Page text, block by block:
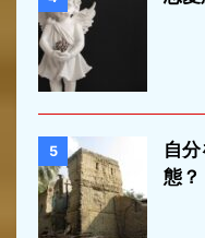
5
自
態？